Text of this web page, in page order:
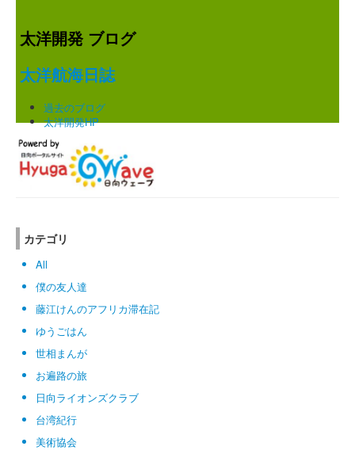
太洋開発 ブログ
太洋航海日誌
過去のブログ
太洋開発HP
カテゴリ
All
僕の友人達
藤江けんのアフリカ滞在記
ゆうごはん
世相まんが
お遍路の旅
日向ライオンズクラブ
台湾紀行
美術協会